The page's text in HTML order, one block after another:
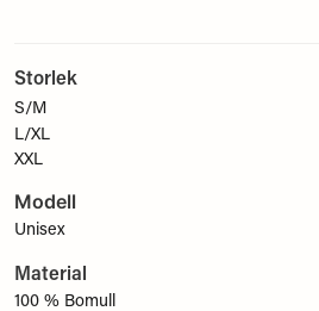
Storlek
S/M
L/XL
XXL
Modell
Unisex
Material
100 % Bomull